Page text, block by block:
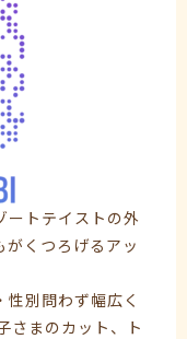
トテイストの外
くつろげるアッ
別問わず幅広く
さまのカット、ト